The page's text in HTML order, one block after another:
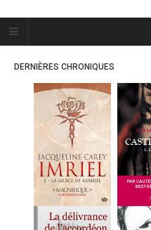
Plume Bleue
« Les mots sont les passants
« Les mots sont les passants
mystérieux de l’âme. »
ACCUEIL
LES PLUMES
MES FUTURES
DERNIÈRES CHRONIQUES